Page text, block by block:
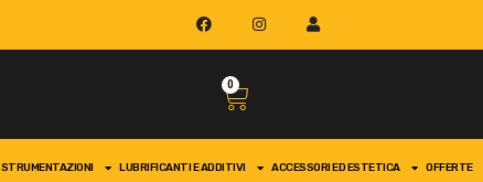
0
STRUMENTAZIONI LUBRIFICANTI E ADDITIVI ACCESSORI ED ESTETICA OFFERTE